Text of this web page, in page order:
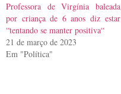
Professora de Virgínia baleada
por criança de 6 anos diz estar
“tentando se manter positiva“
21 de março de 2023
Em "Política"